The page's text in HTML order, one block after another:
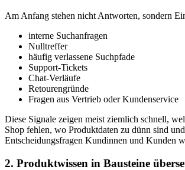
Am Anfang stehen nicht Antworten, sondern
interne Suchanfragen
Nulltreffer
häufig verlassene Suchpfade
Support-Tickets
Chat-Verläufe
Retourengründe
Fragen aus Vertrieb oder Kundenservice
Diese Signale zeigen meist ziemlich schnell,
Shop fehlen, wo Produktdaten zu dünn sind
Entscheidungsfragen Kundinnen und Kunden
2. Produktwissen in Bausteine